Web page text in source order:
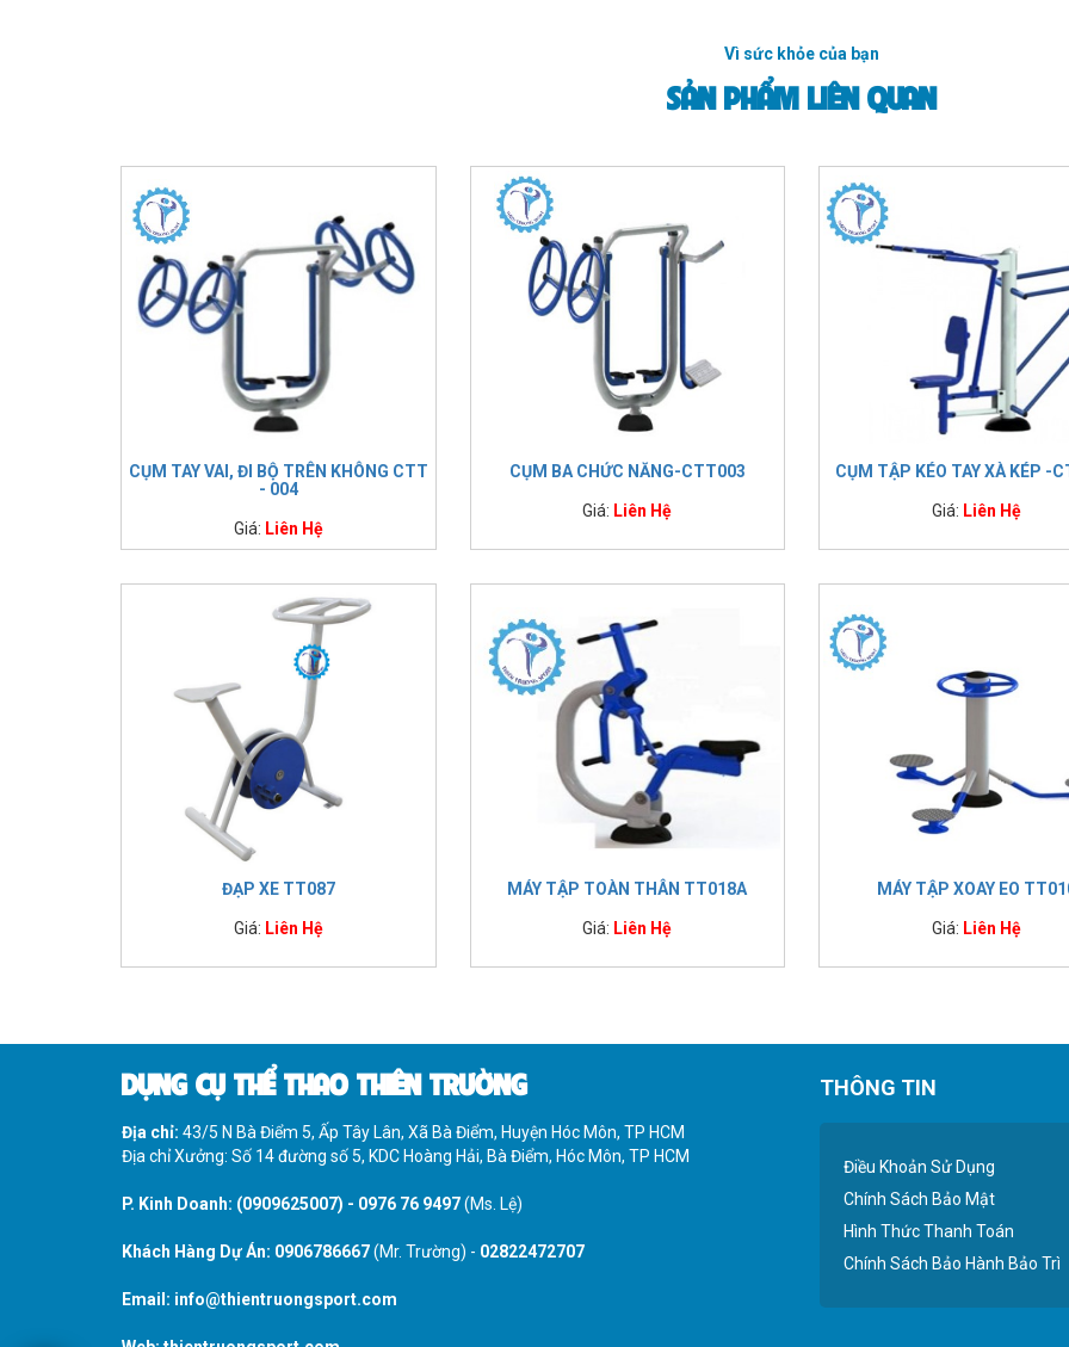
Vì sức khỏe của bạn
SẢN PHẨM LIÊN QUAN
CỤM TAY VAI, ĐI BỘ TRÊN KHÔNG CTT
- 004
Giá: Liên Hệ
CỤM BA CHỨC NĂNG-CTT003
Giá: Liên Hệ
CỤM TẬP KÉO TAY XÀ KÉP -
Giá: Liên Hệ
ĐẠP XE TT087
Giá: Liên Hệ
MÁY TẬP TOÀN THÂN TT018A
Giá: Liên Hệ
MÁY TẬP XOAY EO
Giá: Liên Hệ
DỤNG CỤ THỂ THAO THIÊN TRƯỜNG
Địa chỉ: 43/5 N Bà Điểm 5, Ấp Tây Lân, Xã Bà Điểm, Huyện Hóc Môn, TP HCM
Địa chỉ Xưởng: Số 14 đường số 5, KDC Hoàng Hải, Bà Điểm, Hóc Môn, TP HCM
P. Kinh Doanh: (0909625007) - 0976 76 9497(Ms. Lệ)
Khách Hàng Dự Án: 0906786667(Mr. Trường) - 02822472707
Email: info@thientruongsport.com
THÔNG TIN
Điều Khoản Sử Dụng
Chính Sách Bảo Mật
Hình Thức Thanh Toán
Chính Sách Bảo Hành Bảo Trì